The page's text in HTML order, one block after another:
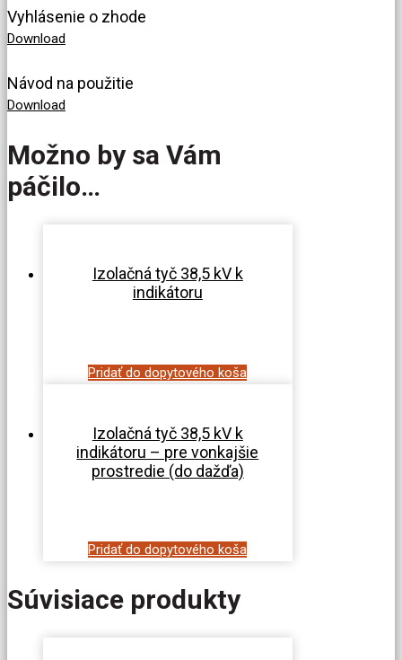
Vyhlásenie o zhode
Download
Návod na použitie
Download
Možno by sa Vám
páčilo…
Izolačná tyč 38,5 kV k
indikátoru
Pridať do dopytového koša
Izolačná tyč 38,5 kV k
indikátoru – pre vonkajšie
prostredie (do dažďa)
Pridať do dopytového koša
Súvisiace produkty